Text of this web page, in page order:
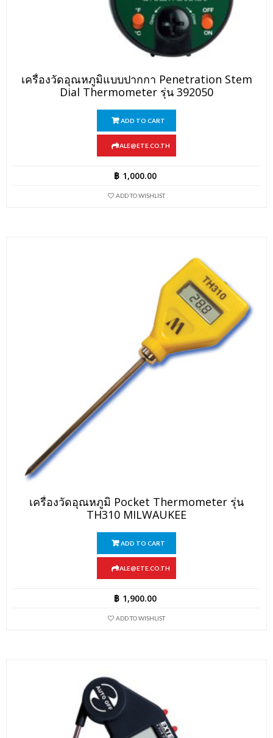
เครื่องวัดอุณหภูมิแบบปากกา Penetration Stem
Dial Thermometer รุ่น 392050
ADD TO CART
SALE@ETE.CO.TH
฿ 1,000.00
ADD TO WISHLIST
เครื่องวัดอุณหภูมิ Pocket Thermometer รุ่น
TH310 MILWAUKEE
ADD TO CART
SALE@ETE.CO.TH
฿ 1,900.00
ADD TO WISHLIST